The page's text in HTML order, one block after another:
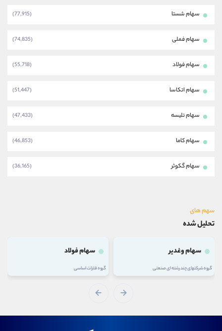
سهام شستا (77,915)
سهام فملی (74,835)
سهام فولاد (55,718)
سهام اتکاسا (51,447)
سهام تلیسه (47,433)
سهام کاما (46,853)
سهام گکوثر (36,165)
سهم های
تحلیل شده
سهام وغدیر
گروه شرکتهای چند رشته ای صنعتی
سهام فولاد
گروه فلزات اساسی